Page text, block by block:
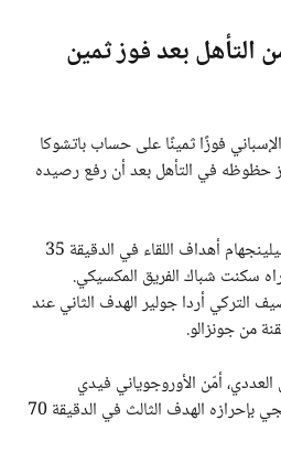
التأهل بعد فوز ثمين
فوزًا ثمينًا على حساب باتشوكا
(3-1)، ليعزز حظوظه في التأهل بعد أن رفع رصيده
وافتتح النجم الإنجليزي جود بيلينجهام أهداف اللقاء في الدقيقة 35
سكنت شباك الفريق المكسيكي.
أردا جولير الهدف الثاني عند
أمّن الأوروجوياني فيدي
فالفيردي النقاط الثلاث للميرينجي بإحرازه الهدف الثالث في الدقيقة 70